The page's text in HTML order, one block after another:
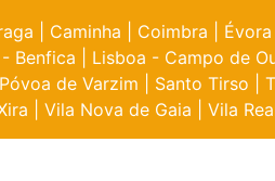
Caminha Coimbra Évora
Benfica Lisboa - Campo de
Póvoa de Varzim Santo Tirso
Vila Nova de Gaia Vila